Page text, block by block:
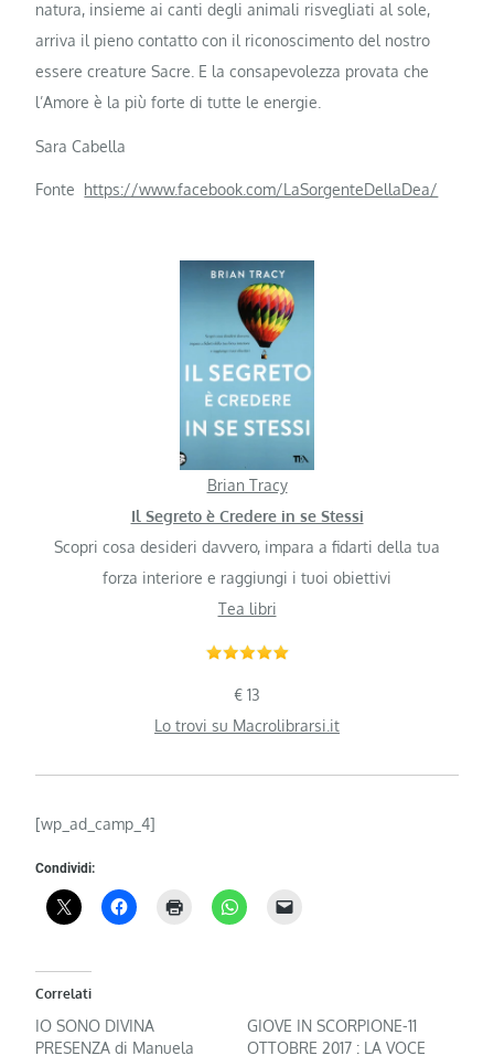
natura, insieme ai canti degli animali risvegliati al sole,
arriva il pieno contatto con il riconoscimento del nostro
essere creature Sacre. E la consapevolezza provata che
l’Amore è la più forte di tutte le energie.
Sara Cabella
Fonte https://www.facebook.com/LaSorgenteDellaDea/
Brian Tracy
Il Segreto è Credere in se Stessi
Scopri cosa desideri davvero, impara a fidarti della tua
forza interiore e raggiungi i tuoi obiettivi
Tea libri
€ 13
Lo trovi su Macrolibrarsi.it
[wp_ad_camp_4]
Condividi:
Correlati
IO SONO DIVINA
PRESENZA di Manuela
GIOVE IN SCORPIONE-11
OTTOBRE 2017 : LA VOCE